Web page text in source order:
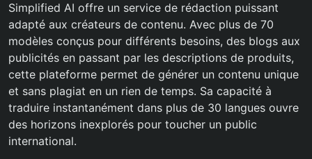
Simplified AI offre un service de rédaction puissant
adapté aux créateurs de contenu. Avec plus de 70
modèles conçus pour différents besoins, des blogs aux
publicités en passant par les descriptions de produits,
cette plateforme permet de générer un contenu unique
et sans plagiat en un rien de temps. Sa capacité à
traduire instantanément dans plus de 30 langues ouvre
des horizons inexplorés pour toucher un public
international.